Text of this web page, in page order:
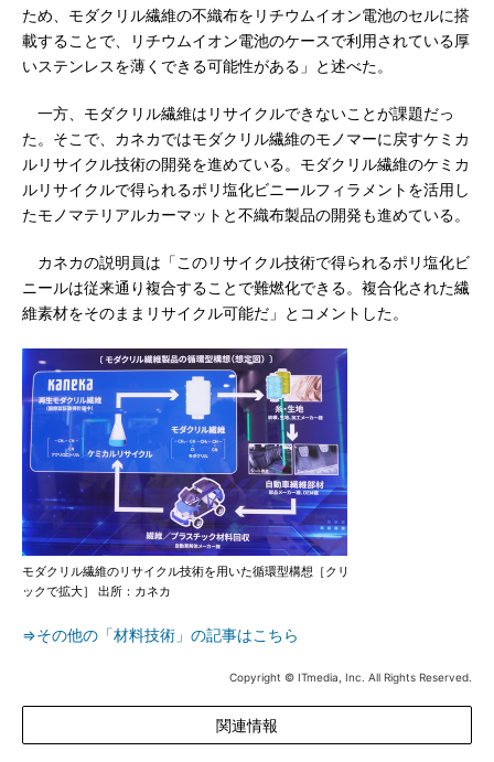
ため、モダクリル繊維の不織布をリチウムイオン電池のセルに搭
載することで、リチウムイオン電池のケースで利用されている厚
いステンレスを薄くできる可能性がある」と述べた。
一方、モダクリル繊維はリサイクルできないことが課題だっ
た。そこで、カネカではモダクリル繊維のモノマーに戻すケミカ
ルリサイクル技術の開発を進めている。モダクリル繊維のケミカ
ルリサイクルで得られるポリ塩化ビニールフィラメントを活用し
たモノマテリアルカーマットと不織布製品の開発も進めている。
カネカの説明員は「このリサイクル技術で得られるポリ塩化ビ
ニールは従来通り複合することで難燃化できる。複合化された繊
維素材をそのままリサイクル可能だ」とコメントした。
モダクリル繊維のリサイクル技術を用いた循環型構想［クリ
ックで拡大］ 出所：カネカ
⇒その他の「材料技術」の記事はこちら
Copyright © ITmedia, Inc. All Rights Reserved.
関連情報